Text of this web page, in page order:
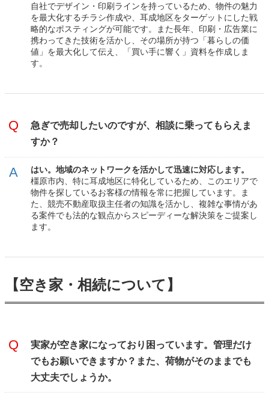
自社でデザイン・印刷ラインを持っているため、物件の魅力
を最大化するチラシ作成や、耳成地区をターゲットにした戦
略的なポスティングが可能です。また長年、印刷・広告業に
携わってきた技術を活かし、その場所が持つ「暮らしの価
値」を最大化して伝え、「買い手に響く」資料を作成しま
す。
急ぎで売却したいのですが、相談に乗ってもらえま
すか？
はい。地域のネットワークを活かして迅速に対応します。
橿原市内、特に耳成地区に特化しているため、このエリアで
物件を探しているお客様の情報を常に把握しています。ま
た、競売不動産取扱主任者の知識を活かし、複雑な事情があ
る案件でも法的な観点からスピーディーな解決策をご提案し
ます。
【空き家・相続について】
実家が空き家になっており困っています。管理だけ
でもお願いできますか？また、荷物がそのままでも
大丈夫でしょうか。